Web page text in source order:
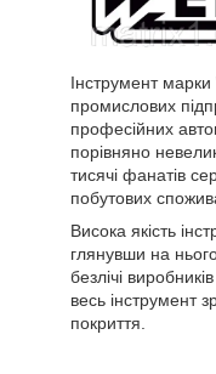
Інструмент марки
промислових
професійних
порівняно
тисячі фанатів
побутових
Висока якість
глянувши на
безлічі
весь інструмент
покриття.